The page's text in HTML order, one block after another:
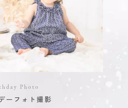
Photo
ーフォト撮影